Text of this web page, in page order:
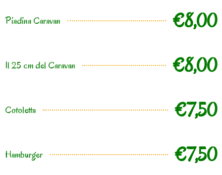
Piadina Caravan €8,00
Il 25 cm del Caravan €8,00
Cotoletta €7,50
Hamburger €7,50